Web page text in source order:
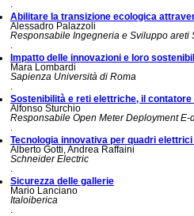
.
Abilitare la transizione ecologica
Alessadro Palazzoli
Responsabile Ingegneria e Sviluppo areti
.
Impatto delle innovazioni e loro
Mara Lombardi
Sapienza Università di Roma
.
Sostenibilità e reti elettriche, il
Alfonso Sturchio
Responsabile Open Meter Deployment E-
.
Tecnologia innovativa per quadri
Alberto Gotti, Andrea Raffaini
Schneider Electric
.
Sicurezza delle gallerie
Mario Lanciano
Italoiberica
.